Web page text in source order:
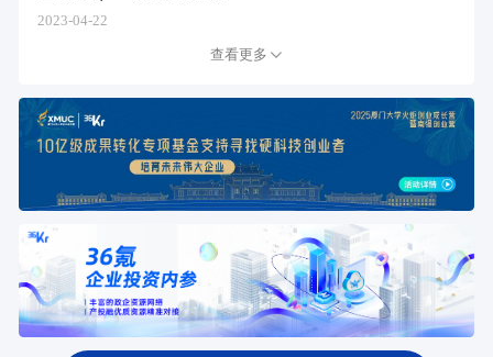
2023-04-22
查看更多